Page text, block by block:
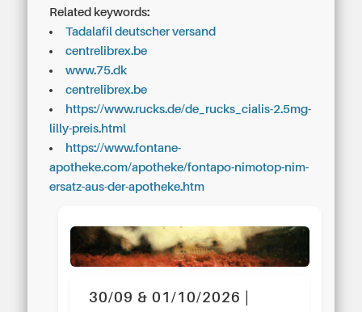
Related keywords:
Tadalafil deutscher versand
centrelibrex.be
www.75.dk
centrelibrex.be
https://www.rucks.de/de_rucks_cialis-2.5mg-
lilly-preis.html
https://www.fontane-
apotheke.com/apotheke/fontapo-nimotop-nim-
ersatz-aus-der-apotheke.htm
30/09 & 01/10/2026 |